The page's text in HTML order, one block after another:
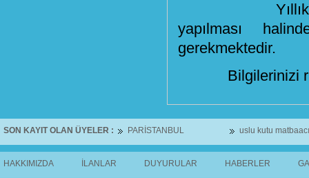
Yıllık aidat
yapılması
gerekmektedir.
Bilgilerinizi
SON KAYIT OLAN ÜYELER : PARİSTANBUL uslu kutu
HAKKIMIZDA İLANLAR DUYURULAR HABERLER